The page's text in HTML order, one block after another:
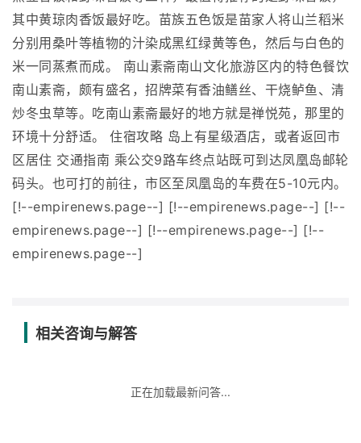
其中黄琼肉香饭最好吃。苗族五色饭是苗家人将山兰稻米
分别用桑叶等植物的汁染成黑红绿黄等色，然后与白色的
米一同蒸煮而成。 南山素斋南山文化旅游区内的特色餐饮
南山素斋，颇有盛名，招牌菜有香油鳝丝、干烧鲈鱼、清
炒冬虫草等。吃南山素斋最好的地方就是禅悦苑，那里的
环境十分舒适。 住宿攻略 岛上有星级酒店，或者返回市
区居住 交通指南 乘公交9路车终点站既可到达凤凰岛邮轮
码头。也可打的前往，市区至凤凰岛的车费在5-10元内。
[!--empirenews.page--] [!--empirenews.page--] [!--
empirenews.page--] [!--empirenews.page--] [!--
empirenews.page--]
相关咨询与解答
正在加载最新问答...